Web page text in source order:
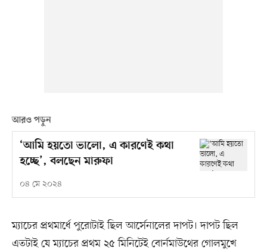
আরও পড়ুন
‘আমি হয়তো ভালো, এ কারণেই কথা
হচ্ছে’, বলছেন মারুফা
০৪ মে ২০২৪
ম্যাচের প্রথমার্ধে পুরোটাই ছিল আর্সেনালের দাপট। দাপট ছিল
এতটাই যে ম্যাচের প্রথম ২৫ মিনিটেই বোর্নমাউথের গোলমুখে